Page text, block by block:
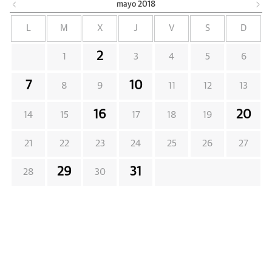
mayo 2018
L M X J V S D
1 2 3 4 5 6
7 8 9 10 11 12 13
14 15 16 17 18 19 20
21 22 23 24 25 26 27
28 29 30 31